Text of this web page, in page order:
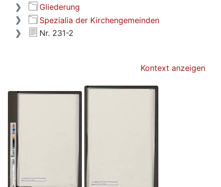
Gliederung
Spezialia der Kirchengemeinden
Nr. 231-2
Kontext anzeigen